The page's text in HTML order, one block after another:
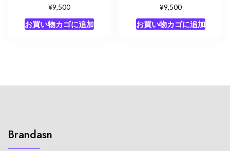
¥9,500
お買い物カゴに追加
¥9,500
お買い物カゴに追加
Brandasn